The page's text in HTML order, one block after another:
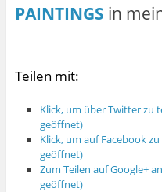
PAINTINGS in
Teilen mit:
Klick, um über Twitter zu
geöffnet)
Klick, um auf Facebook
geöffnet)
Zum Teilen auf Google+
geöffnet)